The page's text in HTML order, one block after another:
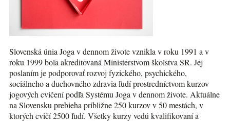
Slovenská únia Joga v dennom živote vznikla v roku 1991 a v
roku 1999 bola akreditovaná Ministerstvom školstva SR. Jej
poslaním je podporovať rozvoj fyzického, psychického,
sociálneho a duchovného zdravia ľudí prostredníctvom kurzov
jogových cvičení podľa Systému Joga v dennom živote. Aktuálne
na Slovensku prebieha približne 250 kurzov v 50 mestách, v
ktorých cvičí 2500 ľudí. Všetky kurzy vedú kvalifikovaní a